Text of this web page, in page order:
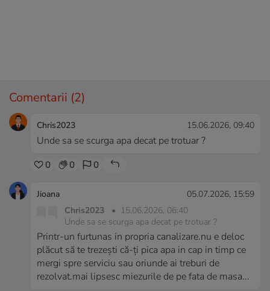
Comentarii (2)
Chris2023 15.06.2026, 09:40
Unde sa se scurga apa decat pe trotuar ?
0 0 0
Jioana
05.07.2026, 15:59
Chris2023
• 15.06.2026, 06:40
Unde sa se scurga apa decat pe trotuar ?
Printr-un furtunas in propria canalizare.nu e deloc
plăcut să te trezești că-ți pica apa in cap in timp ce
mergi spre serviciu sau oriunde ai treburi de
rezolvat.mai lipsesc miezurile de pe fata de masa...